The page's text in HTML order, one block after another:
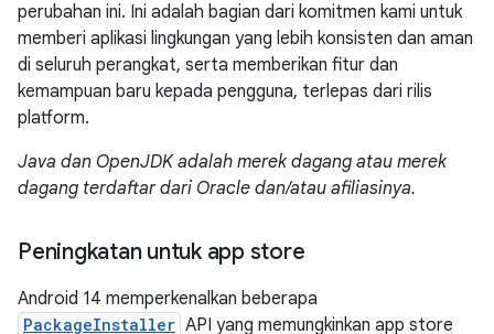
perubahan ini. Ini adalah bagian dari komitmen kami untuk
memberi aplikasi lingkungan yang lebih konsisten dan aman
di seluruh perangkat, serta memberikan fitur dan
kemampuan baru kepada pengguna, terlepas dari rilis
platform.
Java dan OpenJDK adalah merek dagang atau merek
dagang terdaftar dari Oracle dan/atau afiliasinya.
Peningkatan untuk app store
Android 14 memperkenalkan beberapa
PackageInstaller API yang memungkinkan app store